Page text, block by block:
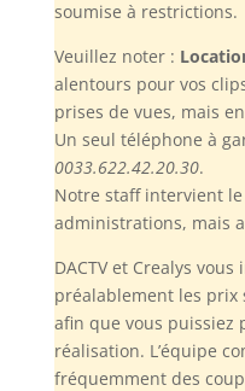
soumise à restrictions.
Veuillez noter :
alentours pour vos
prises de vues, mais
Un seul téléphone à
0033.622.42.20.30.
Notre staff intervient
administrations, mais
DACTV et Crealys
préalablement les prix
afin que vous puissiez
réalisation. L’équipe
fréquemment des